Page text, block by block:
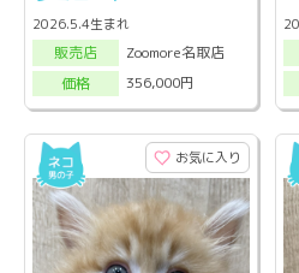
2026.5.4生まれ
販売店
Zoomore名取店
価格
356,000円
お気に入り